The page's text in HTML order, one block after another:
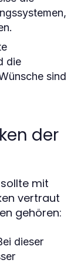
die
sind
der
mit
vertraut
gehören:
dieser